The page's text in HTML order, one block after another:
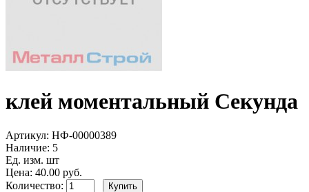
клей моментальный Секунда
Артикул: НФ-00000389
Наличие: 5
Ед. изм. шт
Цена: 40.00 руб.
Количество: